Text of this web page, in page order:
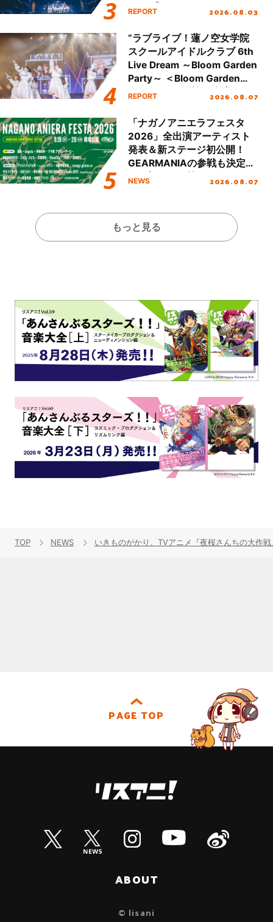
Final「NICE to meet YOU
ート!!
REPORT 2026.08.03
“ラブライブ！蓮ノ空女学院
スクールアイドルクラブ 6th
Live Dream ～Bloom Garden
Party～ ＜Bloom Garden
Party Stage／埼玉公演＞”
REPORT 2026.08.07
「ナガノアニエラフェスタ
2026」全出演アーティスト
発表＆新ステージ初公開！
GEARMANIAの参戦も決定
し、初となる第3ステージの
NEWS 2026.08.07
もっと見る
TOP NEWS いきものがかり、TVアニメ『夜桜さんちの大作
PAGE TOP
ABOUT
© lisani